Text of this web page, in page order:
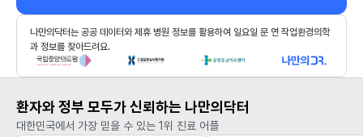
나만의닥터는 공공 데이터와 제휴 병원 정보를 활용하여 일요일 문 연 작업환경의학
과 정보를 찾아드려요.
환자와 정부 모두가 신뢰하는 나만의닥터
대한민국에서 가장 믿을 수 있는 1위 진료 어플